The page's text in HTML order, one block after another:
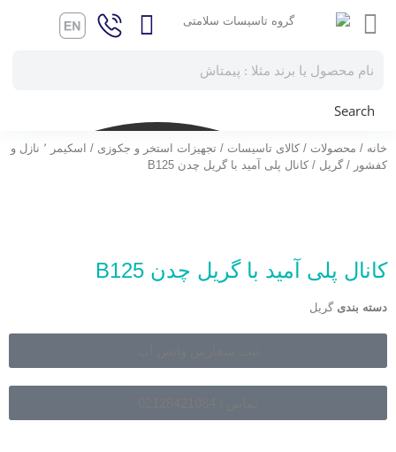
Search
خانه / محصولات / کالای تاسیسات / تجهیزات استخر و جکوزی /
اسکیمر ٬ نازل و
کفشور / گریل / کانال پلی آمید با گریل چدن B125
کانال پلی آمید با گریل چدن B125
دسته بندی گریل